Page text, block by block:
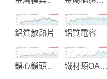
鋁質散熱片 鋁質電容
鎖心鎖頭製造 鐵材類OA衛浴家具製造